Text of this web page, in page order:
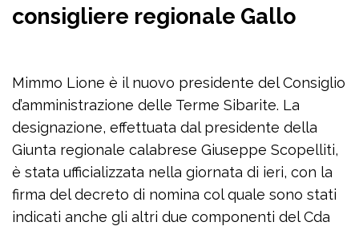
consigliere regionale Gallo
Mimmo Lione è il nuovo presidente del Consiglio
d’amministrazione delle Terme Sibarite. La
designazione, effettuata dal presidente della
Giunta regionale calabrese Giuseppe Scopelliti,
è stata ufficializzata nella giornata di ieri, con la
firma del decreto di nomina col quale sono stati
indicati anche gli altri due componenti del Cda